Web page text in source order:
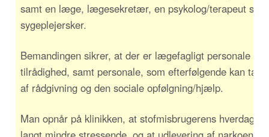
samt en læge, lægesekretær, en psykolog/terapeut
sygeplejersker.
Bemandingen sikrer, at der er lægefagligt personale
tilrådighed, samt personale, som efterfølgende kan
af rådgivning og den sociale opfølgning/hjælp.
Man opnår på klinikken, at stofmisbrugerens hverdag